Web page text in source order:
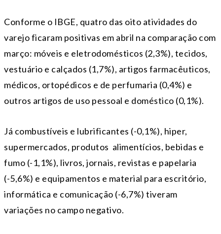
Conforme o IBGE, quatro das oito atividades do
varejo ficaram positivas em abril na comparação com
março: móveis e eletrodomésticos (2,3%), tecidos,
vestuário e calçados (1,7%), artigos farmacêuticos,
médicos, ortopédicos e de perfumaria (0,4%) e
outros artigos de uso pessoal e doméstico (0,1%).
Já combustíveis e lubrificantes (-0,1%), hiper,
supermercados, produtos alimentícios, bebidas e
fumo (-1,1%), livros, jornais, revistas e papelaria
(-5,6%) e equipamentos e material para escritório,
informática e comunicação (-6,7%) tiveram
variações no campo negativo.